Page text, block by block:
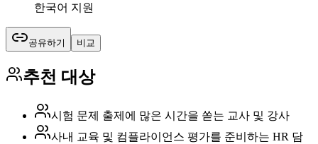
한국어 지원
공유하기 비교
추천 대상
시험 문제 출제에 많은 시간을 쏟는 교사 및 강사
사내 교육 및 컴플라이언스 평가를 준비하는 HR 담